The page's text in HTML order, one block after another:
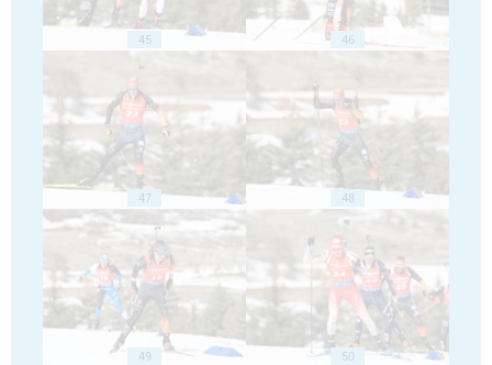
45 46
47 48
49 50